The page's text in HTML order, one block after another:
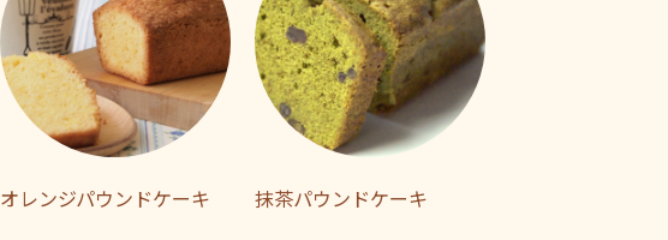
オレンジパウンドケーキ 抹茶パウンドケーキ